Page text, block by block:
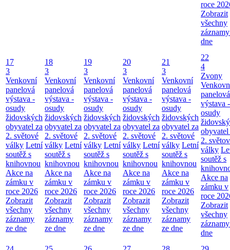
roce
Zobrazit
všechny
dne
17
3
Venkovní
panelová
výstava -
osudy
židovských
obyvatel za
2. světové
války Letní
soutěž s
knihovnou
Akce na
zámku v
roce 2026
Zobrazit
všechny
záznamy
ze dne
18
3
Venkovní
panelová
výstava -
osudy
židovských
obyvatel za
2. světové
války Letní
soutěž s
knihovnou
Akce na
zámku v
roce 2026
Zobrazit
všechny
záznamy
ze dne
19
3
Venkovní
panelová
výstava -
osudy
židovských
obyvatel za
2. světové
války Letní
soutěž s
knihovnou
Akce na
zámku v
roce 2026
Zobrazit
všechny
záznamy
ze dne
20
3
Venkovní
panelová
výstava -
osudy
židovských
obyvatel za
2. světové
války Letní
soutěž s
knihovnou
Akce na
zámku v
roce 2026
Zobrazit
všechny
záznamy
ze dne
21
3
Venkovní
panelová
výstava -
osudy
židovských
obyvatel za
2. světové
války Letní
soutěž s
knihovnou
Akce na
zámku v
roce 2026
Zobrazit
všechny
záznamy
ze dne
22
4
Zvony
panelová
výstava -
osudy
obyvatel
2.
války
soutěž s
Akce na
zámku v
roce
Zobrazit
všechny
dne